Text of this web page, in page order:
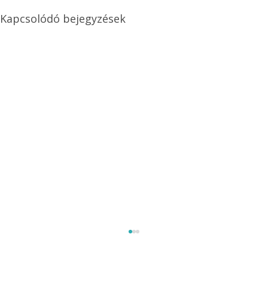
Kapcsolódó bejegyzések